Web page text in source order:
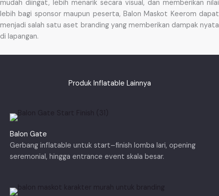
mudah diingat, lebih menarik secara visual, dan memberikan nilai
lebih bagi sponsor maupun peserta, Balon Maskot Keerom dapat
menjadi salah satu aset branding yang memberikan dampak nyata
di lapangan.
Produk Inflatable Lainnya
Balon Gate
Gerbang inflatable untuk start–finish lomba lari, opening
seremonial, hingga entrance event skala besar.